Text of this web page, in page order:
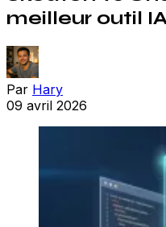
meilleur outil
Par Hary
09 avril 2026